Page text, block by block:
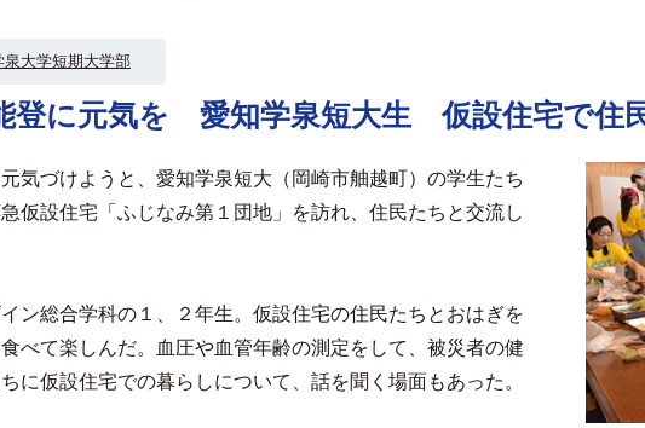
泉大学短期大学部
に元気を 愛知学泉短大生 仮設住宅で住
気づけようと、愛知学泉短大（岡崎市舳越町）の学生たち
仮設住宅「ふじなみ第１団地」を訪れ、住民たちと交流し
ン総合学科の１、２年生。仮設住宅の住民たちとおはぎを
べて楽しんだ。血圧や血管年齢の測定をして、被災者の健
に仮設住宅での暮らしについて、話を聞く場面もあった。